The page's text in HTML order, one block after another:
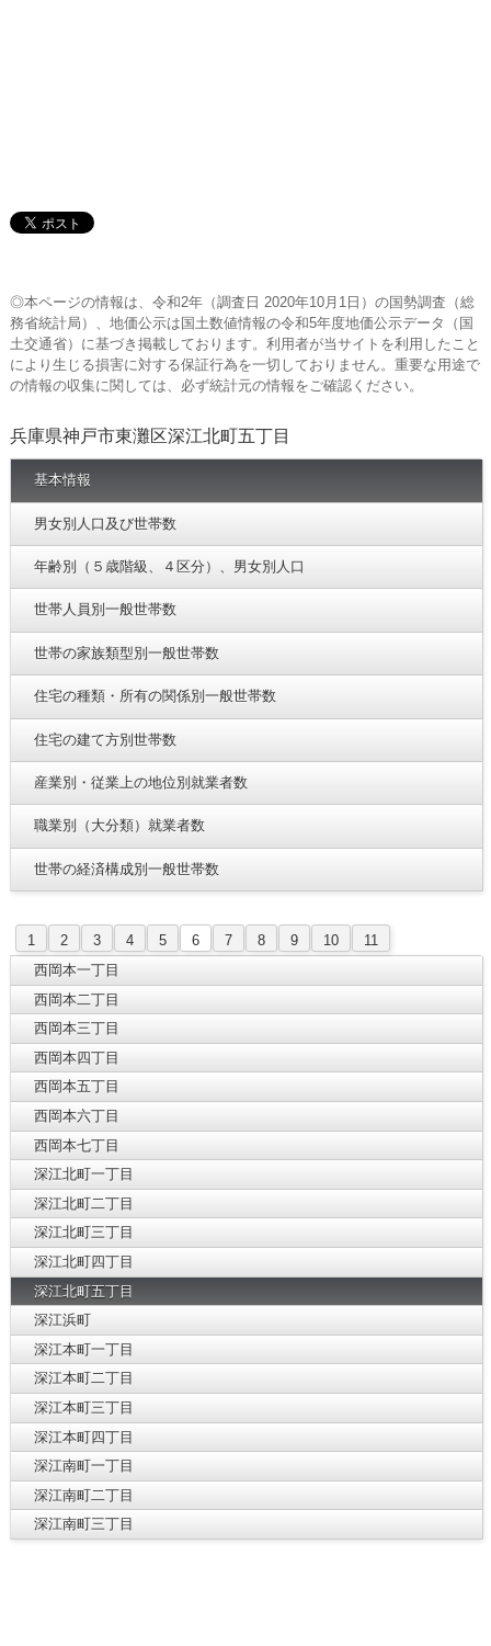
◎本ページの情報は、令和2年（調査日 2020年10月1日）の国勢調査（総
務省統計局）、地価公示は国土数値情報の令和5年度地価公示データ（国
土交通省）に基づき掲載しております。利用者が当サイトを利用したこと
により生じる損害に対する保証行為を一切しておりません。重要な用途で
の情報の収集に関しては、必ず統計元の情報をご確認ください。
兵庫県神戸市東灘区深江北町五丁目
基本情報
男女別人口及び世帯数
年齢別（５歳階級、４区分）、男女別人口
世帯人員別一般世帯数
世帯の家族類型別一般世帯数
住宅の種類・所有の関係別一般世帯数
住宅の建て方別世帯数
産業別・従業上の地位別就業者数
職業別（大分類）就業者数
世帯の経済構成別一般世帯数
1 2 3 4 5 6 7 8 9 10
11
西岡本一丁目
西岡本二丁目
西岡本三丁目
西岡本四丁目
西岡本五丁目
西岡本六丁目
西岡本七丁目
深江北町一丁目
深江北町二丁目
深江北町三丁目
深江北町四丁目
深江北町五丁目
深江浜町
深江本町一丁目
深江本町二丁目
深江本町三丁目
深江本町四丁目
深江南町一丁目
深江南町二丁目
深江南町三丁目